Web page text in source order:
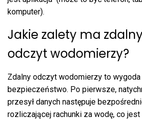
komputer).
Jakie zalety ma zdalny
odczyt wodomierzy?
Zdalny odczyt wodomierzy to wygoda
bezpieczeństwo. Po pierwsze,
przesył danych następuje
rozliczającej rachunki za wodę, co jest